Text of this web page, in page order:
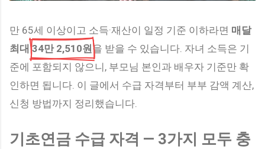
만 65세 이상이고 소득·재산이 일정 기준 이하라면 매달
최대34만 2,510원을 받을 수 있습니다. 자녀 소득은 기
준에 포함되지 않으니, 부모님 본인과 배우자 기준만 확
인하면 됩니다. 이 글에서 수급 자격부터 부부 감액 계산,
신청 방법까지 정리했습니다.
기초연금 수급 자격 — 3가지 모두 충